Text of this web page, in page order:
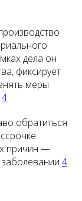
дела он
фиксирует
меры
4.
обратиться
причин —
4.